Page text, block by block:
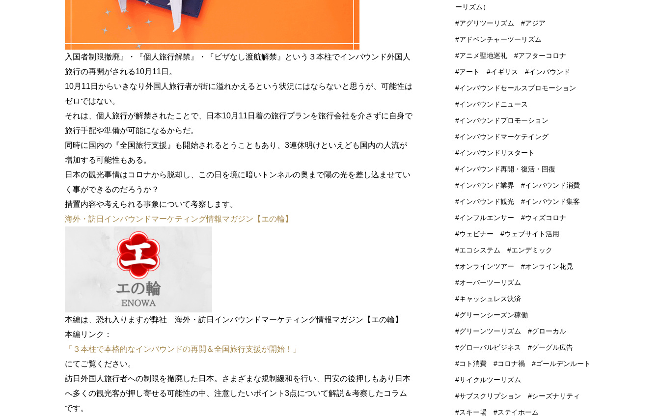
入国者制限撤廃』・『個人旅行解禁』・『ビザなし渡航解禁』という３本柱でインバウンド外国人
旅行の再開がされる10月11日。
10月11日からいきなり外国人旅行者が街に溢れかえるという状況にはならないと思うが、可能性は
ゼロではない。
それは、個人旅行が解禁されたことで、日本10月11日着の旅行プランを旅行会社を介さずに自身で
旅行手配や準備が可能になるからだ。
同時に国内の『全国旅行支援』も開始されるとうこともあり、3連休明けといえども国内の人流が
増加する可能性もある。
日本の観光事情はコロナから脱却し、この日を境に暗いトンネルの奥まで陽の光を差し込ませてい
く事ができるのだろうか？
措置内容や考えられる事象について考察します。
海外・訪日インバウンドマーケティング情報マガジン【エの輪】
本編は、恐れ入りますが弊社 海外・訪日インバウンドマーケティング情報マガジン【エの輪】
本編リンク：
「３本柱で本格的なインバウンドの再開＆全国旅行支援が開始！」
にてご覧ください。
訪日外国人旅行者への制限を撤廃した日本。さまざまな規制緩和を行い、円安の後押しもあり日本
へ多くの観光客が押し寄せる可能性の中、注意したいポイント3点について解説＆考察したコラム
です。
ーリズム）
アグリツーリズム アジア
アドベンチャーツーリズム
アニメ聖地巡礼 アフターコロナ
アート イギリス インバウンド
インバウンドセールスプロモーション
インバウンドニュース
インバウンドプロモーション
インバウンドマーケテイング
インバウンドリスタート
インバウンド再開・復活・回復
インバウンド業界 インバウンド消費
インバウンド観光 インバウンド集客
インフルエンサー ウィズコロナ
ウェビナー ウェブサイト活用
エコシステム エンデミック
オンラインツアー オンライン花見
オーバーツーリズム
キャッシュレス決済
グリーンシーズン稼働
グリーンツーリズム グローカル
グローバルビジネス グーグル広告
コト消費 コロナ禍 ゴールデンルート
サイクルツーリズム
サブスクリプション シーズナリティ
スキー場 ステイホーム